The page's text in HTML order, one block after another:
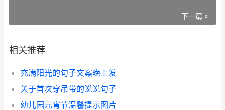
下一篇 »
相关推荐
​充满阳光的句子文案晚上发
​关于首次穿吊带的说说句子
​幼儿园元宵节温馨提示图片